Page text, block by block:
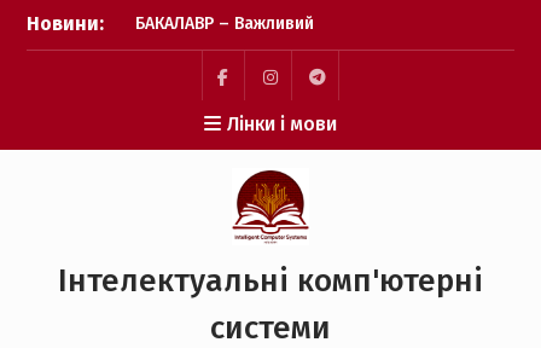
Перейти
Новини:
БАКАЛАВР – Важливий
крок зроблено! Бажаємо
успіху кожному вступнику
Фінішна пряма подачі
заявок: перевіряємо, чи
все готово 📑✨
Пауза на каву: що
відбувається після
заявок? ☕️✨
Пункт
меню
Пункт
меню
Пункт
меню
Лінки і мови
Інтелектуальні комп'ютерні
системи